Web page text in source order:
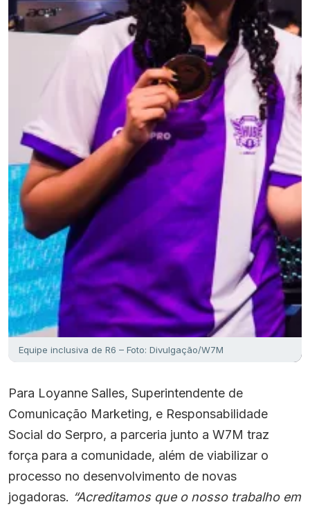
Equipe inclusiva de R6 – Foto: Divulgação/W7M
Para Loyanne Salles, Superintendente de
Comunicação Marketing, e Responsabilidade
Social do Serpro, a parceria junto a W7M traz
força para a comunidade, além de viabilizar o
processo no desenvolvimento de novas
jogadoras. “Acreditamos que o nosso trabalho em